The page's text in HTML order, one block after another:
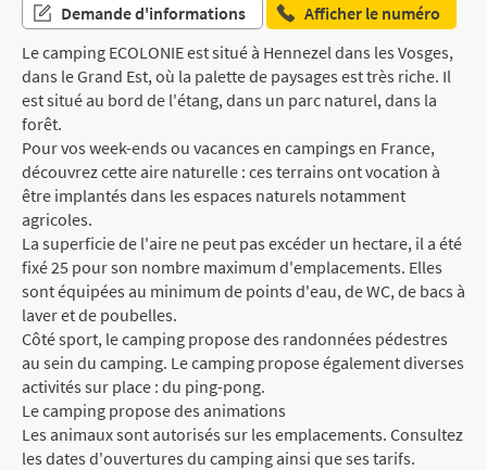
Demande d'informations
Afficher le numéro
Le camping ECOLONIE est situé à Hennezel dans les Vosges,
dans le Grand Est, où la palette de paysages est très riche. Il
est situé au bord de l'étang, dans un parc naturel, dans la
forêt.
Pour vos week-ends ou vacances en campings en France,
découvrez cette aire naturelle : ces terrains ont vocation à
être implantés dans les espaces naturels notamment
agricoles.
La superficie de l'aire ne peut pas excéder un hectare, il a été
fixé 25 pour son nombre maximum d'emplacements. Elles
sont équipées au minimum de points d'eau, de WC, de bacs à
laver et de poubelles.
Côté sport, le camping propose des randonnées pédestres
au sein du camping. Le camping propose également diverses
activités sur place : du ping-pong.
Le camping propose des animations
Les animaux sont autorisés sur les emplacements. Consultez
les dates d'ouvertures du camping ainsi que ses tarifs.